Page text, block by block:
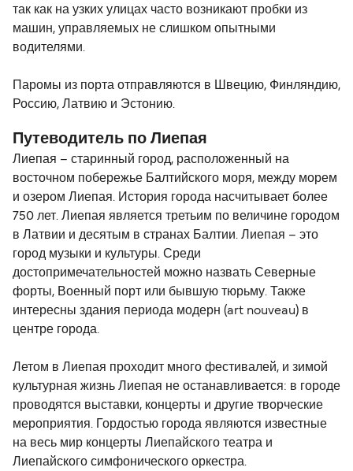
так как на узких улицах часто возникают пробки из
машин, управляемых не слишком опытными
водителями.
Паромы из порта отправляются в Швецию, Финляндию,
Россию, Латвию и Эстонию.
Путеводитель по Лиепая
Лиепая – старинный город, расположенный на
восточном побережье Балтийского моря, между морем
и озером Лиепая. История города насчитывает более
750 лет. Лиепая является третьим по величине городом
в Латвии и десятым в странах Балтии. Лиепая – это
город музыки и культуры. Среди
достопримечательностей можно назвать Северные
форты, Военный порт или бывшую тюрьму. Также
интересны здания периода модерн (art nouveau) в
центре города.
Летом в Лиепая проходит много фестивалей, и зимой
культурная жизнь Лиепая не останавливается: в городе
проводятся выставки, концерты и другие творческие
мероприятия. Гордостью города являются известные
на весь мир концерты Лиепайского театра и
Лиепайского симфонического оркестра.